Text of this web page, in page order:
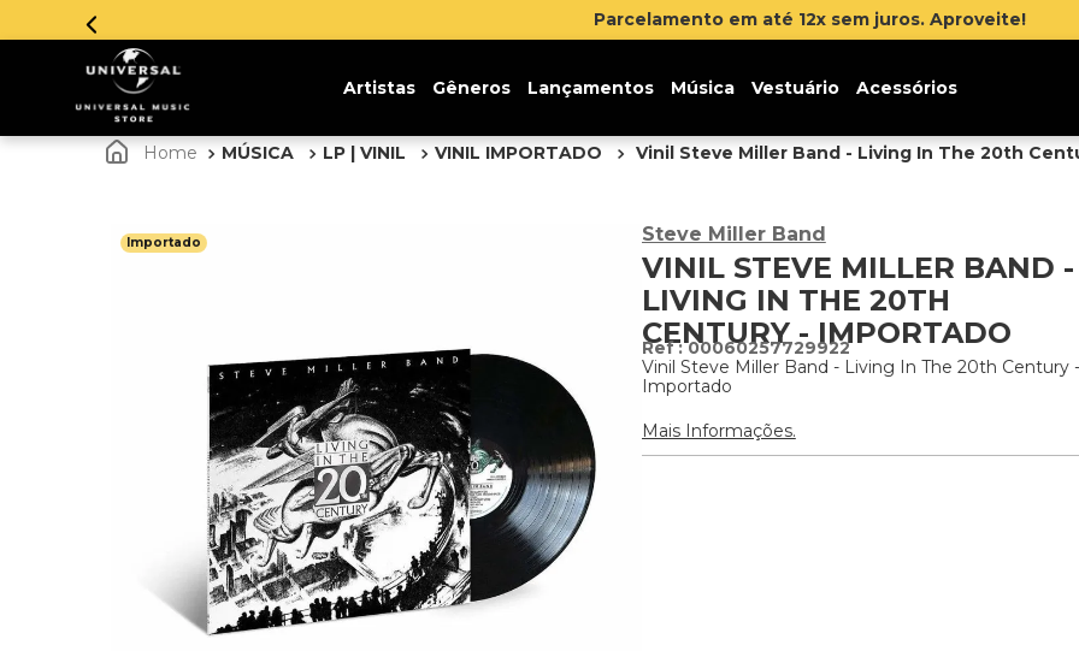
Parcelamento em até 12x sem juros. Aproveite!
Artistas Gêneros Lançamentos Música Vestuário Acessórios
MÚSICA LP | VINIL VINIL IMPORTADO Vinil Steve Miller Band - Living In The 20th
Importado Steve Miller Band
VINIL STEVE MILLER BAND -
LIVING IN THE 20TH
CENTURY - IMPORTADO
:00060257729922
Vinil Steve Miller Band - Living In The 20th Century -
Importado
Mais Informações.